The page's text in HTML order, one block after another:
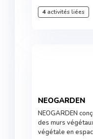
4activités liées
NEOGARDEN
NEOGARDEN
des murs
végétale en